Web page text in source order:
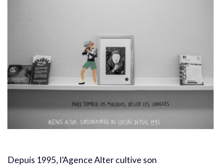
Depuis 1995, l’Agence Alter cultive son